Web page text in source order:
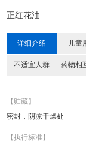
正红花油
详细介绍 儿童
不适宜人群 药物相
【贮藏】
密封，阴凉干燥处
【执行标准】